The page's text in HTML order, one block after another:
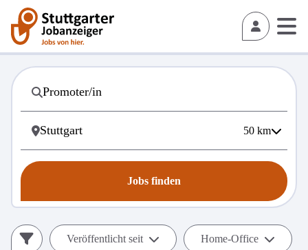
50 km
Jobs finden
Veröffentlicht seit Home-Office